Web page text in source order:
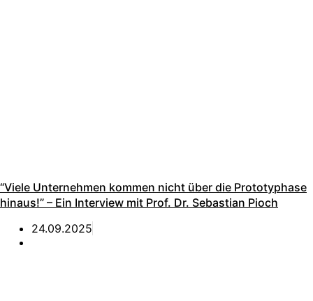
“Viele Unternehmen kommen nicht über die Prototyphase
hinaus!” – Ein Interview mit Prof. Dr. Sebastian Pioch
24.09.2025